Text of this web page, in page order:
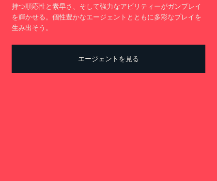
持つ順応性と素早さ、そして強力なアビリティーがガンプレイ
を輝かせる。個性豊かなエージェントとともに多彩なプレイを
生み出そう。
エージェントを見る